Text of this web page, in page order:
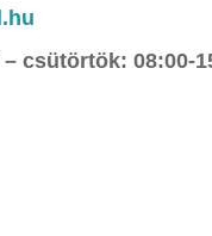
csütörtök: 08:00-